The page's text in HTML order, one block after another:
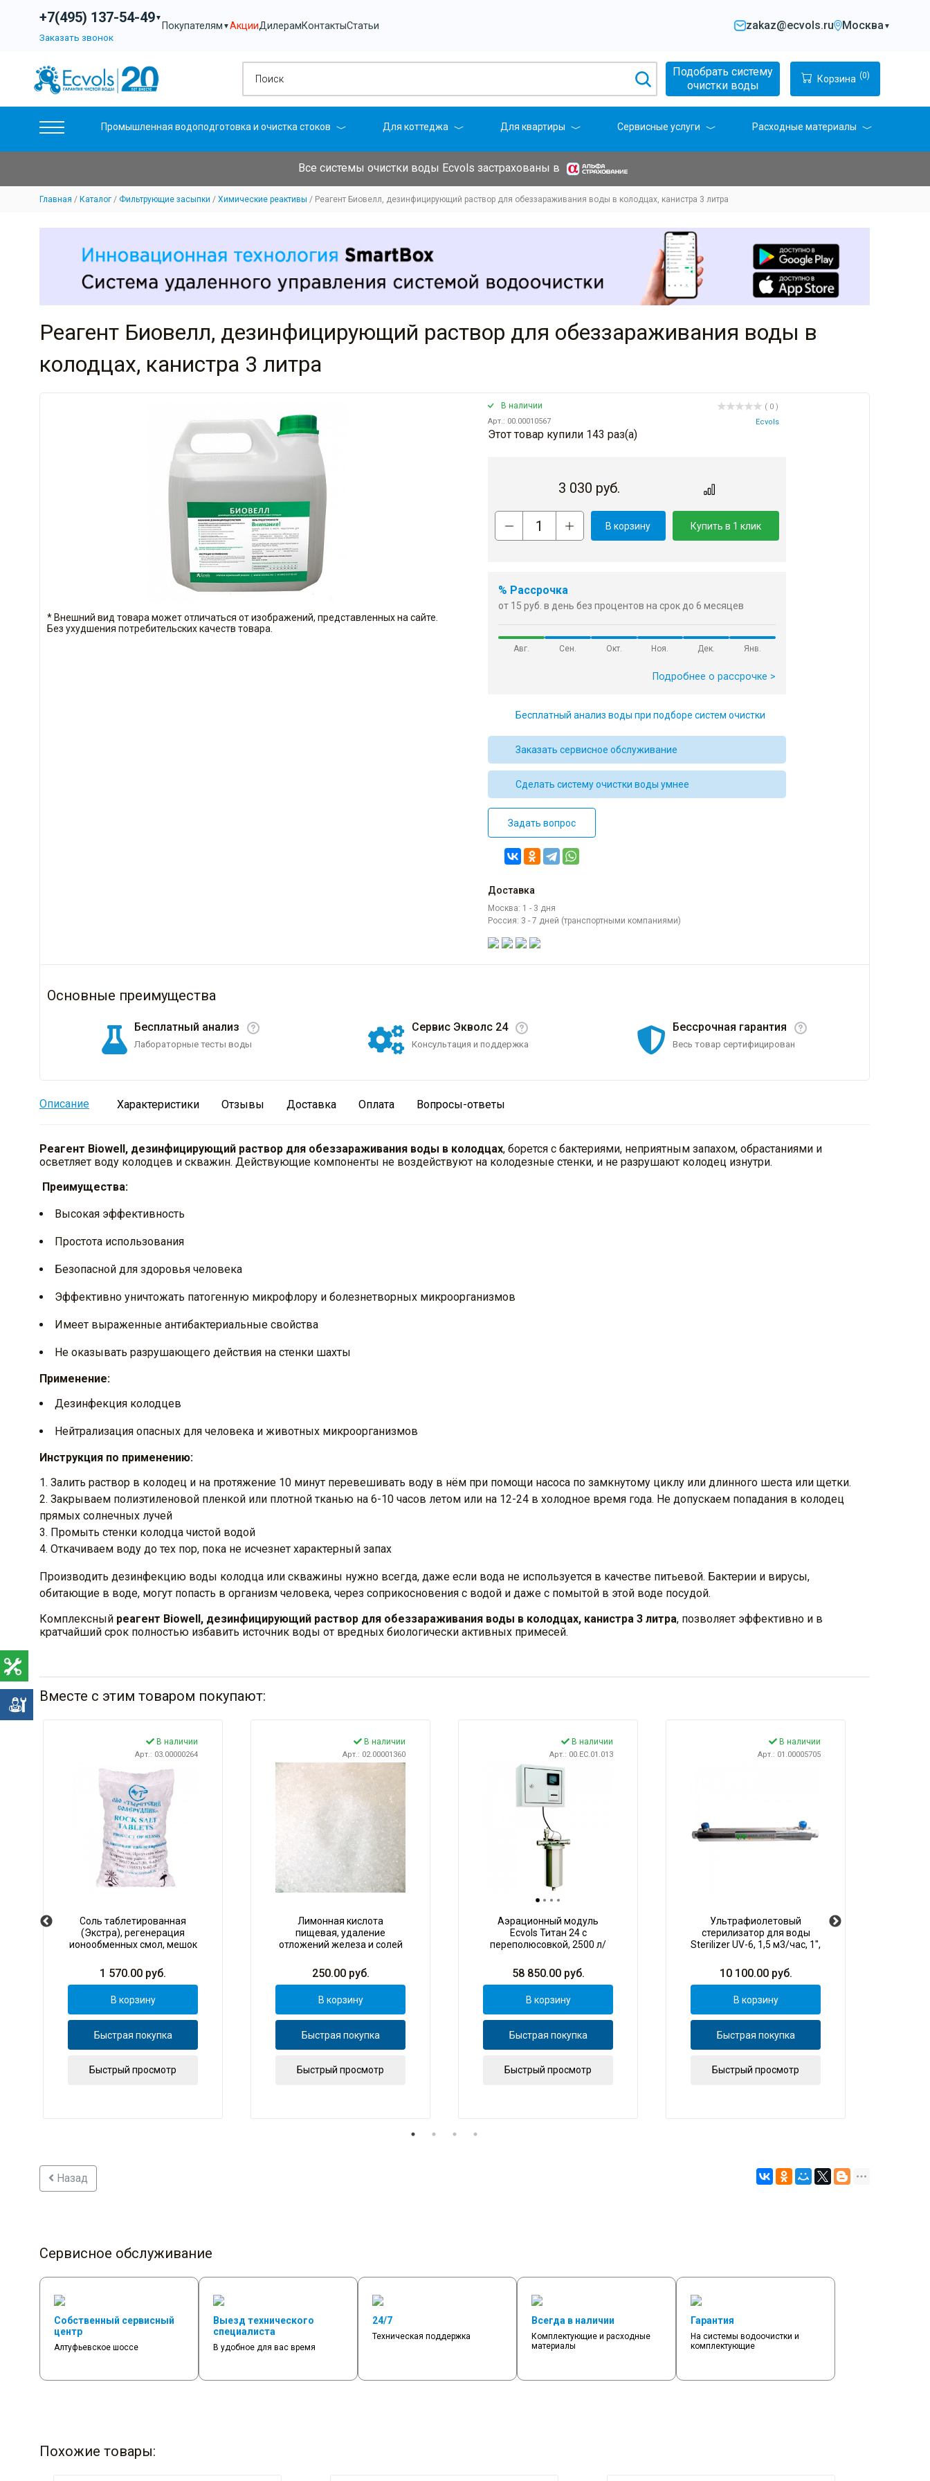
+7(495) 137-54-49▼
Заказать звонок
Покупателям ▼АкцииДилерамКонтактыСтатьи zakaz@ecvols.ru Москва ▼
Подобрать систему
очистки воды
Корзина (0)
Промышленная водоподготовка и очистка стоков Для коттеджа Для квартиры Сервисные услуги Расходные материалы
Все системы очистки воды Ecvols застрахованы в
Главная Каталог Фильтрующие засыпки Химические реактивы Реагент Биовелл, дезинфицирующий раствор для обеззараживания воды в колодцах, канистра 3 литра
Реагент Биовелл, дезинфицирующий раствор для обеззараживания воды в
колодцах, канистра 3 литра
* Внешний вид товара может отличаться от изображений, представленных на сайте.
Без ухудшения потребительских качеств товара.
В наличии
Арт.: 00.00010567
( 0 )
Ecvols
Этот товар купили 143 раз(a)
3 030 руб.
В корзину Купить в 1 клик
% Рассрочка
от 15 руб. в день без процентов на срок до 6 месяцев
Авг. Сен. Окт. Ноя. Дек. Янв.
Подробнее о рассрочке >
Бесплатный анализ воды при подборе систем очистки
Заказать сервисное обслуживание
Сделать систему очистки воды умнее
Задать вопрос
Доставка
Москва: 1 - 3 дня
Россия: 3 - 7 дней (транспортными компаниями)
Основные преимущества
Бесплатный анализ
Лабораторные тесты воды
Сервис Экволс 24
Консультация и поддержка
Бессрочная гарантия
Весь товар сертифицирован
Описание Характеристики Отзывы Доставка Оплата Вопросы-ответы
Реагент Biowell, дезинфицирующий раствор для обеззараживания воды в колодцах, борется с бактериями, неприятным запахом, обрастаниями и
осветляет воду колодцев и скважин. Действующие компоненты не воздействуют на колодезные стенки, и не разрушают колодец изнутри.
Преимущества:
Высокая эффективность
Простота использования
Безопасной для здоровья человека
Эффективно уничтожать патогенную микрофлору и болезнетворных микроорганизмов
Имеет выраженные антибактериальные свойства
Не оказывать разрушающего действия на стенки шахты
Применение:
Дезинфекция колодцев
Нейтрализация опасных для человека и животных микроорганизмов
Инструкция по применению:
Залить раствор в колодец и на протяжение 10 минут перевешивать воду в нём при помощи насоса по замкнутому циклу или длинного шеста или щетки.
Закрываем полиэтиленовой пленкой или плотной тканью на 6-10 часов летом или на 12-24 в холодное время года. Не допускаем попадания в колодец
прямых солнечных лучей
Промыть стенки колодца чистой водой
Откачиваем воду до тех пор, пока не исчезнет характерный запах
Производить дезинфекцию воды колодца или скважины нужно всегда, даже если вода не используется в качестве питьевой. Бактерии и вирусы,
обитающие в воде, могут попасть в организм человека, через соприкосновения с водой и даже с помытой в этой воде посудой.
Комплексный реагент Biowell, дезинфицирующий раствор для обеззараживания воды в колодцах, канистра 3 литра, позволяет эффективно и в
кратчайший срок полностью избавить источник воды от вредных биологически активных примесей.
Вместе с этим товаром покупают:
В наличии
Арт.: 03.00000264
Соль таблетированная
(Экстра), регенерация
ионообменных смол, мешок
1 570.00 руб.
В корзину
Быстрая покупка
Быстрый просмотр
В наличии
Арт.: 02.00001360
Лимонная кислота
пищевая, удаление
отложений железа и солей
250.00руб.
В корзину
Быстрая покупка
Быстрый просмотр
В наличии
Арт.: 00.EC.01.013
Аэрационный модуль
Ecvols Титан 24 с
переполюсовкой, 2500 л/
(ДхШхВ)
58 850.00руб.
В корзину
Быстрая покупка
Быстрый просмотр
В наличии
Арт.: 01.00005705
Ультрафиолетовый
стерилизатор для воды
Sterilizer UV-6, 1,5 м3/час, 1",
10 100.00руб.
В корзину
Быстрая покупка
Быстрый просмотр
Назад
Сервисное обслуживание
Собственный сервисный
центр
Алтуфьевское шоссе
Выезд технического
специалиста
В удобное для вас время
24/7
Техническая поддержка
Всегда в наличии
Комплектующие и расходные
материалы
Гарантия
На системы водоочистки и
комплектующие
Похожие товары: